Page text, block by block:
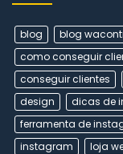
blog blog
como conseguir
conseguir clientes
design
dicas de
ferramenta de
instagram
loja